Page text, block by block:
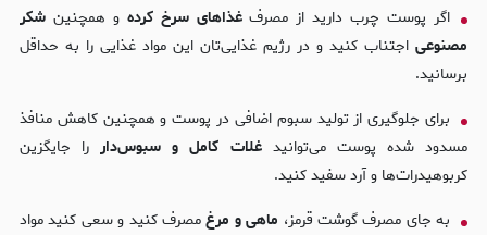
اگر پوست چرب دارید از مصرفغذاهای سرخ کرده و همچنینشکر
مصنوعیاجتناب کنید و در رژیم غذایی‌تان این مواد غذایی را به حداقل
برسانید.
برای جلوگیری از تولید سبوم اضافی در پوست و همچنین کاهش منافذ
مسدود شده پوست می‌توانیدغلات کامل و سبوس‌داررا جایگزین
کربوهیدرات‌ها و آرد سفید کنید.
به جای مصرف گوشت قرمز، ماهی و مرغمصرف کنید و سعی کنید مواد